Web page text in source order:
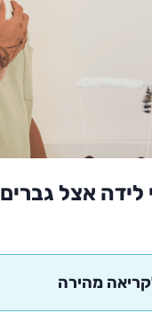
לידה אצל גברים
מהירה